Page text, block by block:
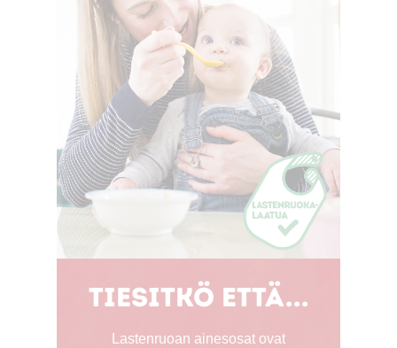
Tiesitkö että...
Lastenruoan ainesosat ovat